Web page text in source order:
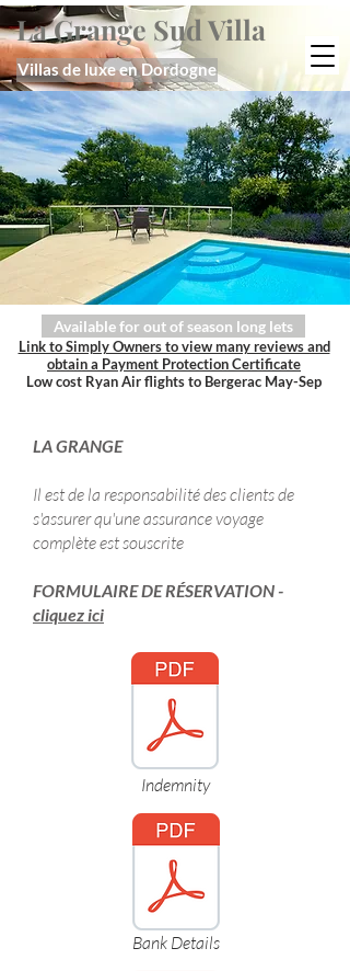
Villas de luxe en Dordogne
Available for out of season long lets
La Grange Sud Villa
Link to Simply Owners to view many reviews and
obtain a Payment Protection Certificate
Low cost Ryan Air flights to Bergerac May-Sep
LA GRANGE
Il est de la responsabilité des clients de
s'assurer qu'une assurance voyage
complète est souscrite
FORMULAIRE DE RÉSERVATION -
cliquez ici
Indemnity
Bank Details